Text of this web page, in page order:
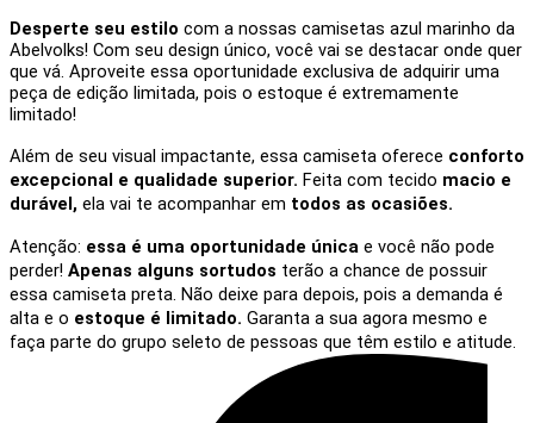
Desperte seu estilo com a nossas camisetas azul marinho da
Abelvolks! Com seu design único, você vai se destacar onde quer
que vá. Aproveite essa oportunidade exclusiva de adquirir uma
peça de edição limitada, pois o estoque é extremamente
limitado!
Além de seu visual impactante, essa camiseta oferece conforto
excepcional e qualidade superior. Feita com tecido macio e
durável, ela vai te acompanhar em todos as ocasiões.
Atenção: essa é uma oportunidade única e você não pode
perder! Apenas alguns sortudos terão a chance de possuir
essa camiseta preta. Não deixe para depois, pois a demanda é
alta e o estoque é limitado. Garanta a sua agora mesmo e
faça parte do grupo seleto de pessoas que têm estilo e atitude.